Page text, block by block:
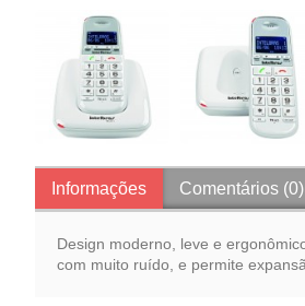
Informações Comentários (0)
Design moderno, leve e
com muito ruído, e permite